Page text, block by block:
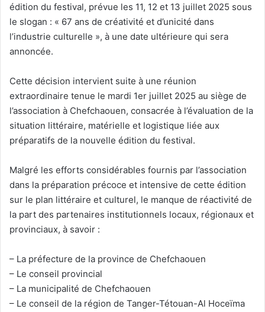
édition du festival, prévue les 11, 12 et 13 juillet 2025 sous
le slogan : « 67 ans de créativité et d’unicité dans
l’industrie culturelle », à une date ultérieure qui sera
annoncée.
Cette décision intervient suite à une réunion
extraordinaire tenue le mardi 1er juillet 2025 au siège de
l’association à Chefchaouen, consacrée à l’évaluation de la
situation littéraire, matérielle et logistique liée aux
préparatifs de la nouvelle édition du festival.
Malgré les efforts considérables fournis par l’association
dans la préparation précoce et intensive de cette édition
sur le plan littéraire et culturel, le manque de réactivité de
la part des partenaires institutionnels locaux, régionaux et
provinciaux, à savoir :
– La préfecture de la province de Chefchaouen
– Le conseil provincial
– La municipalité de Chefchaouen
– Le conseil de la région de Tanger-Tétouan-Al Hoceïma